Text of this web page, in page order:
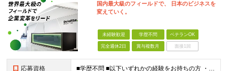
国内最大級のフィールドで、 日本のビジネスを
変えていく。
未経験歓迎 学歴不問 ベテランOK
完全週休2日 賞与複数月 面接1回
応募資格 ■学歴不問 ■以下いずれかの経験をお持ちの方 ・コンサルティングファームでの実務経験 ・SEとしての実務経験（要件定義などの上流工程を想定） ・事業会社でのプロジェクトの推進経験 └経営企画、事業企画